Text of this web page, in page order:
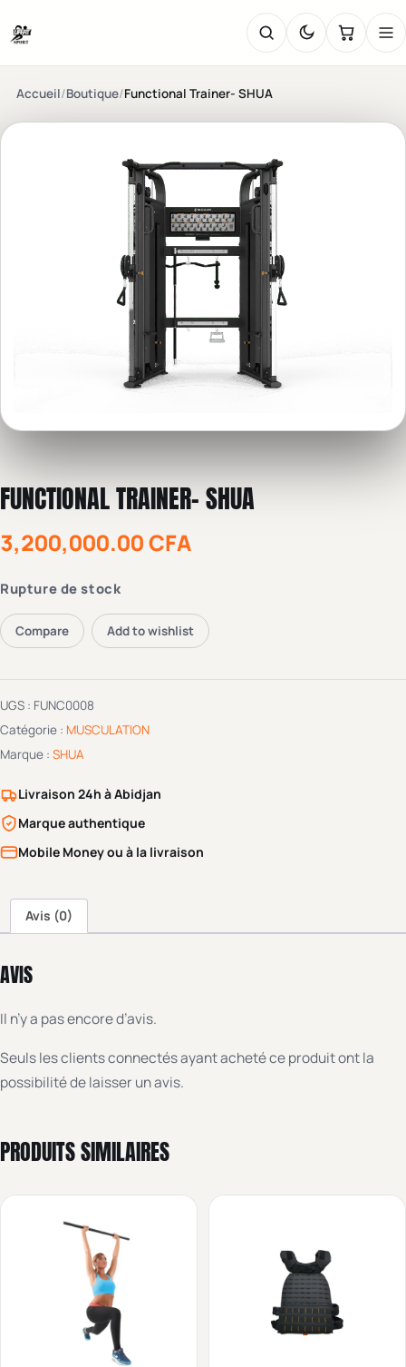
Accueil/Boutique/Functional Trainer- SHUA
FUNCTIONAL TRAINER- SHUA
3,200,000.00CFA
Rupture de stock
Compare Add to wishlist
UGS : FUNC0008
Catégorie : MUSCULATION
Marque : SHUA
Livraison 24h à Abidjan
Marque authentique
Mobile Money ou à la livraison
Avis (0)
AVIS
Il n’y a pas encore d’avis.
Seuls les clients connectés ayant acheté ce produit ont la
possibilité de laisser un avis.
PRODUITS SIMILAIRES